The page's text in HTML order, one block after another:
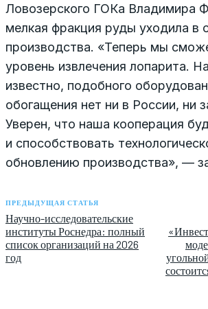
Ловозерского ГОКа Владимира
мелкая фракция руды уходила в
производства. «Теперь мы
уровень извлечения лопарита.
известно, подобного
обогащения нет ни в России, ни
Уверен, что наша кооперация
и способствовать
обновлению производства», —
ПРЕДЫДУЩАЯ СТАТЬЯ
Научно-исследовательские
институты Роснедра: полный
список организаций на 2026
год